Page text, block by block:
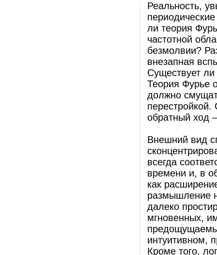
Реальность,
ли теория
частотной
безмолвии?
внезапная
Существует
Теория Фурье
должно
перестройкой.
обратный ход
Внешний вид
всегда
времени и, в
как
размышление
далеко
мгновенных,
интуитивном,
Кроме того,